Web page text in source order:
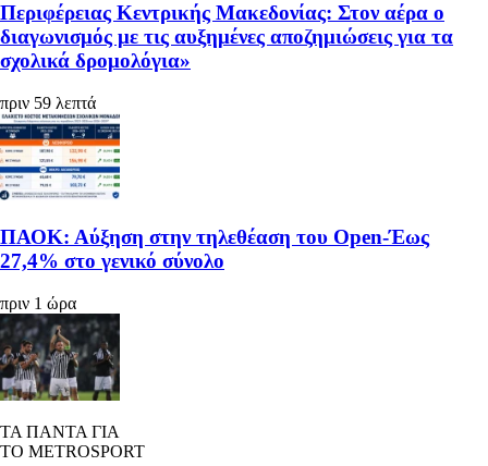
Περιφέρειας Κεντρικής Μακεδονίας: Στον αέρα ο
διαγωνισμός με τις αυξημένες αποζημιώσεις για τα
σχολικά δρομολόγια»
πριν 59 λεπτά
ΠΑΟΚ: Αύξηση στην τηλεθέαση του Open-Έως
27,4% στο γενικό σύνολο
πριν 1 ώρα
ΤΑ ΠΑΝΤΑ ΓΙΑ
ΤΟ METROSPORT